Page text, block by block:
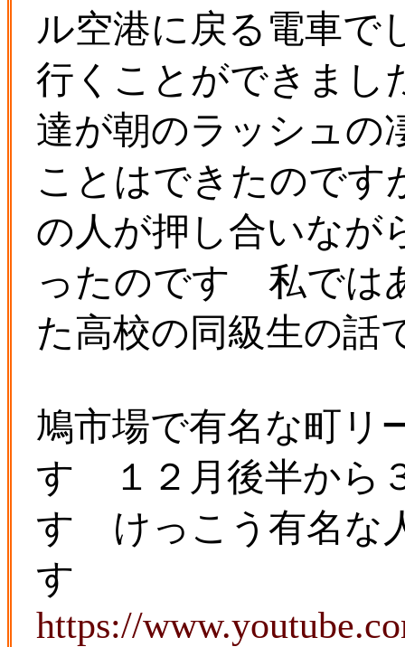
ル空港に戻る電車で
行くことができま
達が朝のラッシュの
ことはできたのです
の人が押し合いなが
ったのです 私では
た高校の同級生の話
鳩市場で有名な町リ
す １２月後半から
す けっこう有名な
す
https://